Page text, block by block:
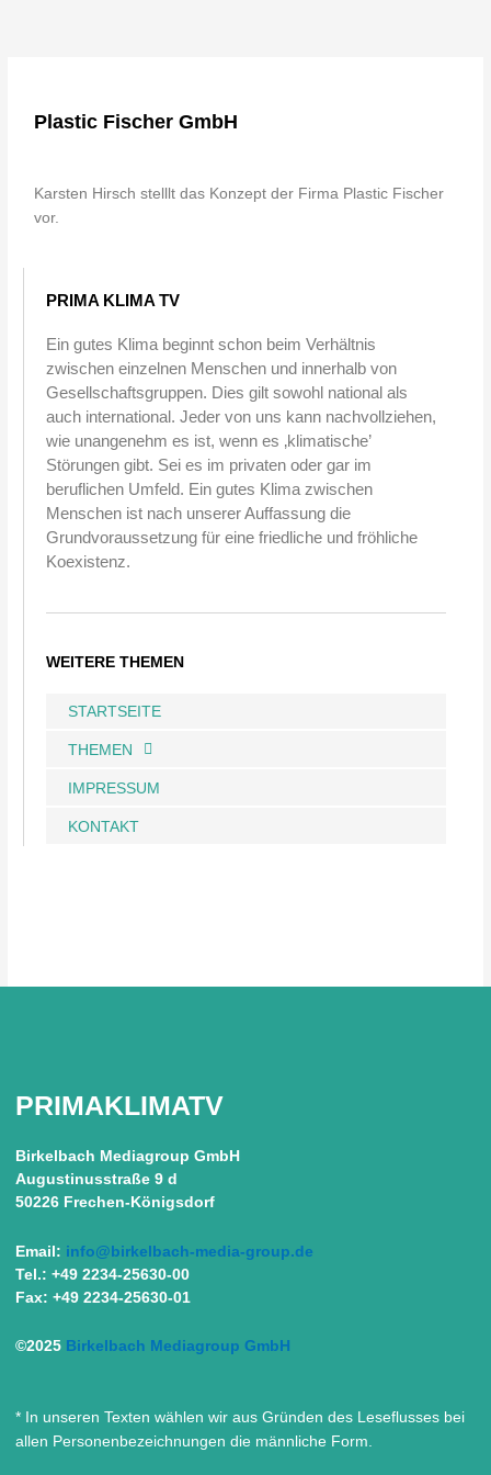
Plastic Fischer GmbH
Karsten Hirsch stelllt das Konzept der Firma Plastic Fischer
vor.
PRIMA KLIMA TV
Ein gutes Klima beginnt schon beim Verhältnis
zwischen einzelnen Menschen und innerhalb von
Gesellschaftsgruppen. Dies gilt sowohl national als
auch international. Jeder von uns kann nachvollziehen,
wie unangenehm es ist, wenn es ‚klimatische’
Störungen gibt. Sei es im privaten oder gar im
beruflichen Umfeld. Ein gutes Klima zwischen
Menschen ist nach unserer Auffassung die
Grundvoraussetzung für eine friedliche und fröhliche
Koexistenz.
WEITERE THEMEN
STARTSEITE
THEMEN
IMPRESSUM
KONTAKT
PRIMAKLIMATV
Birkelbach Mediagroup GmbH
Augustinusstraße 9 d
50226 Frechen-Königsdorf
Email: info@birkelbach-media-group.de
Tel.: +49 2234-25630-00
Fax: +49 2234-25630-01
©2025 Birkelbach Mediagroup GmbH
* In unseren Texten wählen wir aus Gründen des Leseflusses bei
allen Personenbezeichnungen die männliche Form.